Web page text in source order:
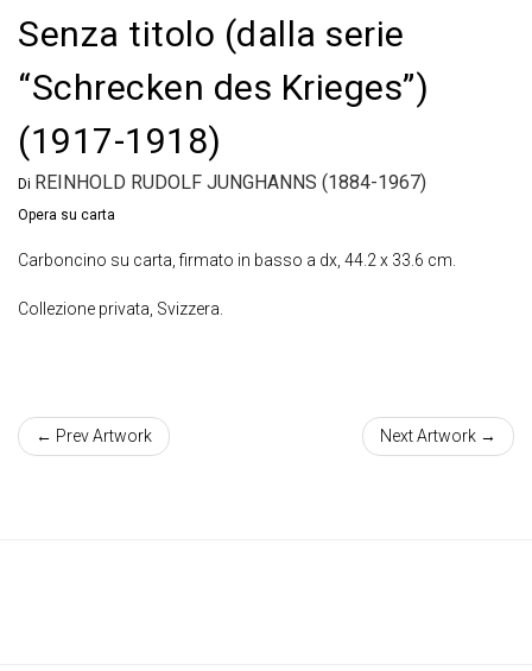
Senza titolo (dalla serie
“Schrecken des Krieges”)
(1917-1918)
Di REINHOLD RUDOLF JUNGHANNS (1884-1967)
Opera su carta
Carboncino su carta, firmato in basso a dx, 44.2 x 33.6 cm.
Collezione privata, Svizzera.
← Prev Artwork Next Artwork →